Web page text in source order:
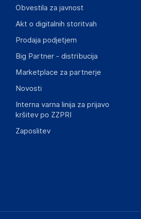
Mary Kingsleystraat 1, 5928 SK
The Netherlands
Slike o varnosti izdelka
Slike o varnosti izdelka vsebujejo
Obvestila za javnost
Akt o digitalnih storitvah
Prodaja podjetjem
Big Partner - distribucija
Marketplace za partnerje
Novosti
Interna varna linija za prijavo
kršitev po ZZPRI
Zaposlitev